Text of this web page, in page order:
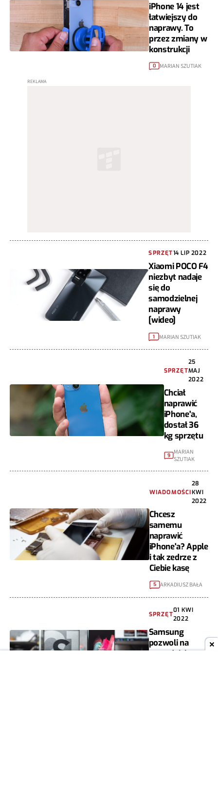
iPhone 14 jest
łatwiejszy do
naprawy. To
przez zmiany w
konstrukcji
0 MARIAN SZUTIAK
SPRZĘT14 LIP 2022
Xiaomi POCO F4
niezbyt nadaje
się do
samodzielnej
naprawy
[wideo]
1 MARIAN SZUTIAK
SPRZĘT
25
MAJ
2022
Chciał
naprawić
iPhone'a,
dostał 36
kg sprzętu
9 MARIAN
SZUTIAK
WIADOMOŚCI
28
KWI
2022
Chcesz
samemu
naprawić
iPhone'a? Apple
i tak zedrze z
Ciebie kasę
5 ARKADIUSZ BAŁA
SPRZĘT
01 KWI
2022
Samsung
pozwoli na
samodzielną